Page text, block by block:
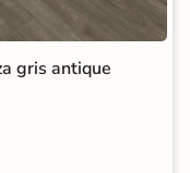
gris antique